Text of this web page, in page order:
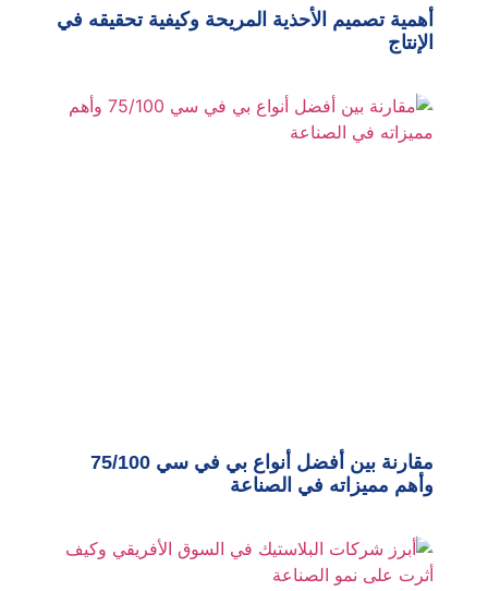
أهمية تصميم الأحذية المريحة وكيفية تحقيقه في
الإنتاج
مقارنة بين أفضل أنواع بي في سي 75/100
وأهم مميزاته في الصناعة